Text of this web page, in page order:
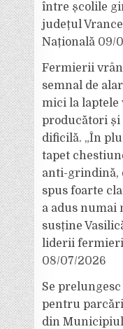
între școlile
județul
Națională 09/
Fermierii
semnal de
mici la laptele
producători și
dificilă. „În
tapet
anti-grindină,
spus foarte
a adus numai
susține
liderii
08/07/2026
Se
pentru
din